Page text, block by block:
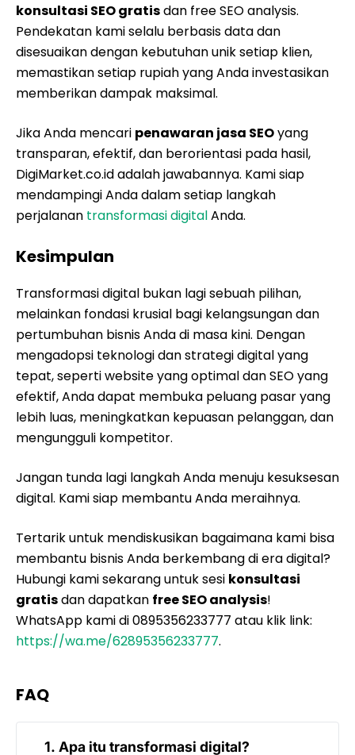
konsultasi SEO gratisdan free SEO analysis.
Pendekatan kami selalu berbasis data dan
disesuaikan dengan kebutuhan unik setiap klien,
memastikan setiap rupiah yang Anda investasikan
memberikan dampak maksimal.
Jika Anda mencari penawaran jasa SEOyang
transparan, efektif, dan berorientasi pada hasil,
DigiMarket.co.id adalah jawabannya. Kami siap
mendampingi Anda dalam setiap langkah
perjalanan transformasi digitalAnda.
Kesimpulan
Transformasi digital bukan lagi sebuah pilihan,
melainkan fondasi krusial bagi kelangsungan dan
pertumbuhan bisnis Anda di masa kini. Dengan
mengadopsi teknologi dan strategi digital yang
tepat, seperti website yang optimal dan SEO yang
efektif, Anda dapat membuka peluang pasar yang
lebih luas, meningkatkan kepuasan pelanggan, dan
mengungguli kompetitor.
Jangan tunda lagi langkah Anda menuju kesuksesan
digital. Kami siap membantu Anda meraihnya.
Tertarik untuk mendiskusikan bagaimana kami bisa
membantu bisnis Anda berkembang di era digital?
Hubungi kami sekarang untuk sesi konsultasi
gratisdan dapatkan free SEO analysis!
WhatsApp kami di 0895356233777 atau klik link:
https://wa.me/62895356233777.
FAQ
1. Apa itu transformasi digital?